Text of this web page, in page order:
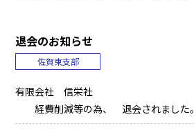
退会のお知らせ
佐賀東支部
有限会社 信栄社
経費削減等の為、 退会されました。